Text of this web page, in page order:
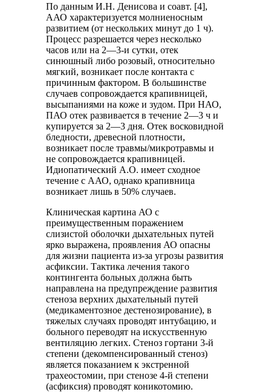
По данным И.Н. Денисова и соавт. [4],
ААО характеризуется молниеносным
развитием (от нескольких минут до 1 ч).
Процесс разрешается через несколько
часов или на 2—3-и сутки, отек
синюшный либо розовый, относительно
мягкий, возникает после контакта с
причинным фактором. В большинстве
случаев сопровождается крапивницей,
высыпаниями на коже и зудом. При НАО,
ПАО отек развивается в течение 2—3 ч и
купируется за 2—3 дня. Отек восковидной
бледности, древесной плотности,
возникает после травмы/микротравмы и
не сопровождается крапивницей.
Идиопатический А.О. имеет сходное
течение с ААО, однако крапивница
возникает лишь в 50% случаев.
Клиническая картина АО с
преимущественным поражением
слизистой оболочки дыхательных путей
ярко выражена, проявления АО опасны
для жизни пациента из-за угрозы развития
асфиксии. Тактика лечения такого
контингента больных должна быть
направлена на предупреждение развития
стеноза верхних дыхательный путей
(медикаментозное дестенозирование), в
тяжелых случаях проводят интубацию, и
больного переводят на искусственную
вентиляцию легких. Стеноз гортани 3-й
степени (декомпенсированный стеноз)
является показанием к экстренной
трахеостомии, при стенозе 4-й степени
(асфиксия) проводят коникотомию.